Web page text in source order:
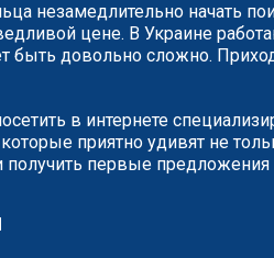
незамедлительно начать
цене. В Украине
довольно сложно.
в интернете
приятно удивят не
получить первые